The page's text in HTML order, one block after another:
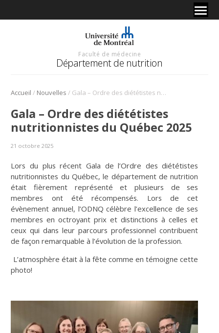
Faculté de médecine
Département de nutrition
Accueil / Nouvelles / Gala – Ordre des diététistes nutritionnistes du Québec 2025
Gala – Ordre des diététistes
nutritionnistes du Québec 2025
21 octobre 2025
Lors du plus récent Gala de l’Ordre des diététistes
nutritionnistes du Québec, le département de nutrition
était fièrement représenté et plusieurs de ses
membres ont été récompensés. Lors de cet
évènement annuel, l’ODNQ célèbre l’excellence de ses
membres en octroyant prix et distinctions à celles et
ceux qui dans leur parcours professionnel contribuent
de façon remarquable à l’évolution de la profession.
L’atmosphère était à la fête comme en témoigne cette
photo!